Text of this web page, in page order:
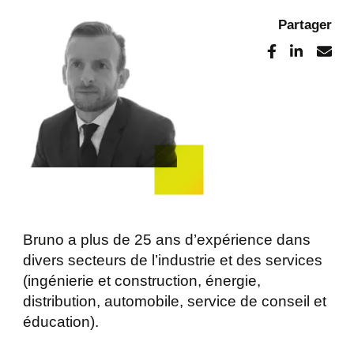
Bruno a plus de 25 ans d’expérience dans
divers secteurs de l’industrie et des services
(ingénierie et construction, énergie,
distribution, automobile, service de conseil et
éducation).
Partager